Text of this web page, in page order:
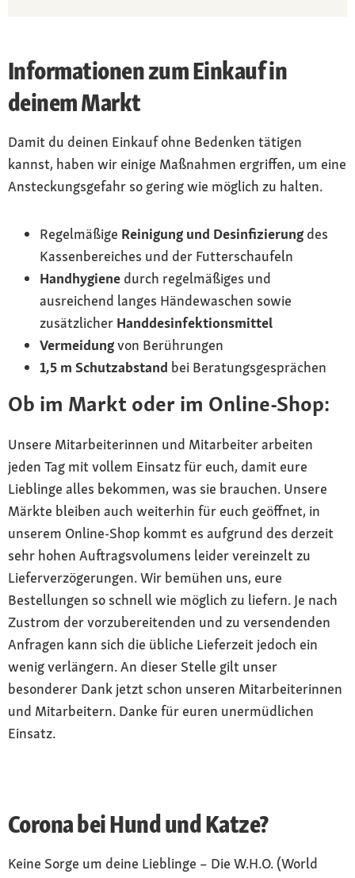
Informationen zum Einkauf in
deinem Markt
Damit du deinen Einkauf ohne Bedenken tätigen
kannst, haben wir einige Maßnahmen ergriffen, um eine
Ansteckungsgefahr so gering wie möglich zu halten.
Regelmäßige Reinigung und Desinfizierung des
Kassenbereiches und der Futterschaufeln
Handhygiene durch regelmäßiges und
ausreichend langes Händewaschen sowie
zusätzlicher Handdesinfektionsmittel
Vermeidungvon Berührungen
1,5 m Schutzabstand bei Beratungsgesprächen
Ob im Markt oder im Online-Shop:
Unsere Mitarbeiterinnen und Mitarbeiter arbeiten
jeden Tag mit vollem Einsatz für euch, damit eure
Lieblinge alles bekommen, was sie brauchen. Unsere
Märkte bleiben auch weiterhin für euch geöffnet, in
unserem Online-Shop kommt es aufgrund des derzeit
sehr hohen Auftragsvolumens leider vereinzelt zu
Lieferverzögerungen. Wir bemühen uns, eure
Bestellungen so schnell wie möglich zu liefern. Je nach
Zustrom der vorzubereitenden und zu versendenden
Anfragen kann sich die übliche Lieferzeit jedoch ein
wenig verlängern. An dieser Stelle gilt unser
besonderer Dank jetzt schon unseren Mitarbeiterinnen
und Mitarbeitern. Danke für euren unermüdlichen
Einsatz.
Corona bei Hund und Katze?
Keine Sorge um deine Lieblinge – Die W.H.O. (World